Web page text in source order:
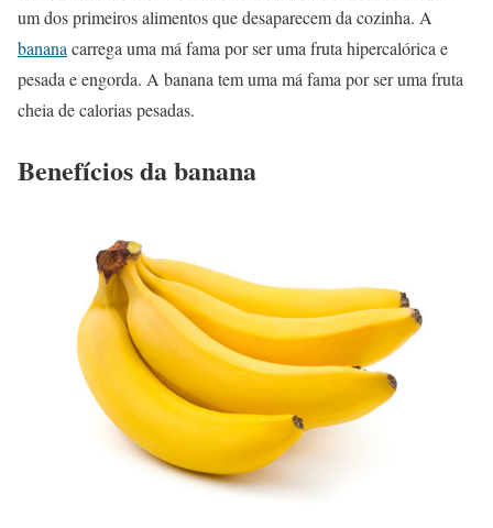
um dos primeiros alimentos que desaparecem da cozinha. A
bananacarrega uma má fama por ser uma fruta hipercalórica e
pesada e engorda. A banana tem uma má fama por ser uma fruta
cheia de calorias pesadas.
Benefícios da banana